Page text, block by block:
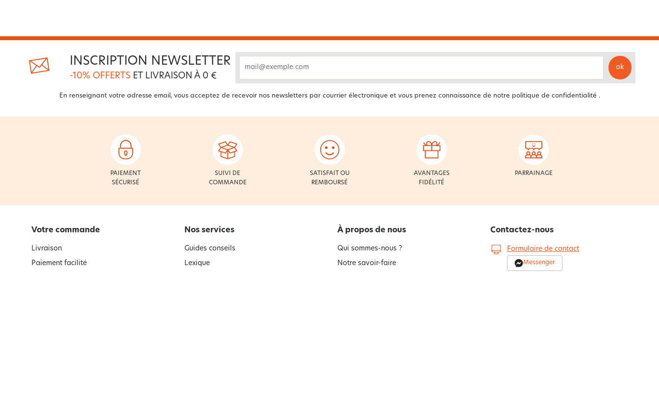
INSCRIPTION NEWSLETTER
-10% OFFERTS ET LIVRAISON À 0 €
ok
En renseignant votre adresse email, vous acceptez de recevoir nos newsletters par courrier électronique et vous prenez connaissance de notre politique de confidentialité .
PAIEMENT
SÉCURISÉ
SUIVI DE
COMMANDE
SATISFAIT OU
REMBOURSÉ
AVANTAGES
FIDÉLITÉ
PARRAINAGE
Votre commande
Livraison
Paiement facilité
Nos services
Guides conseils
Lexique
À propos de nous
Qui sommes-nous ?
Notre savoir-faire
Contactez-nous
Formulaire de contact
Messenger